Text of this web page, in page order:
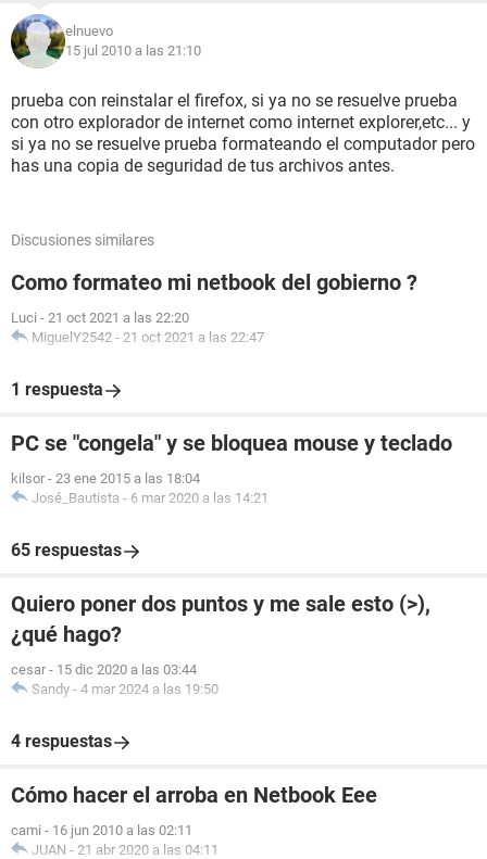
elnuevo
15 jul 2010 a las 21:10
prueba con reinstalar el firefox, si ya no se resuelve prueba
con otro explorador de internet como internet explorer,etc... y
si ya no se resuelve prueba formateando el computador pero
has una copia de seguridad de tus archivos antes.
Discusiones similares
Como formateo mi netbook del gobierno ?
Luci - 21 oct 2021 a las 22:20
MiguelY2542 - 21 oct 2021 a las 22:47
1 respuesta
PC se "congela" y se bloquea mouse y teclado
kilsor - 23 ene 2015 a las 18:04
José_Bautista - 6 mar 2020 a las 14:21
65 respuestas
Quiero poner dos puntos y me sale esto (>),
¿qué hago?
cesar - 15 dic 2020 a las 03:44
Sandy - 4 mar 2024 a las 19:50
4 respuestas
Cómo hacer el arroba en Netbook Eee
cami - 16 jun 2010 a las 02:11
JUAN - 21 abr 2020 a las 04:11